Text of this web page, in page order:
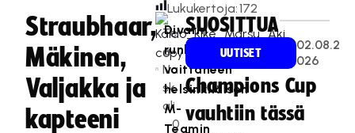
Straubhaar,
Mäkinen,
Valjakka ja
kapteeni
Te
a
Na
sk
ali
0
Lukukertoja:172
Divarin
runkosarjan
voittaneen
helsinkiläisen
M-
Teamin
SUOSITTUA
UUTISET
02.08.2
026
Champions Cup
vauhtiin tässä